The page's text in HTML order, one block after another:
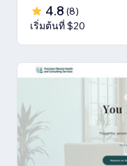
4.8 (8)
เริ่มต้นที่ $20